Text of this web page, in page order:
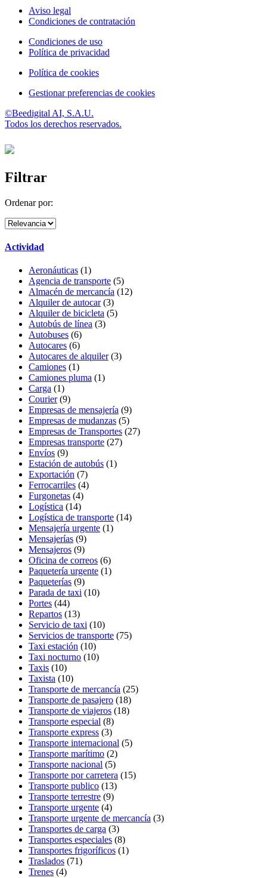
Aviso legal
Condiciones de contratación
Condiciones de uso
Política de privacidad
Política de cookies
Gestionar preferencias de cookies
©Beedigital AI, S.A.U.
Todos los derechos reservados.
Filtrar
Ordenar por:
Actividad
Aeronáuticas (1)
Agencia de transporte (5)
Almacén de mercancía (12)
Alquiler de autocar(3)
Alquiler de bicicleta (5)
Autobús de línea (3)
Autobuses (6)
Autocares (6)
Autocares de alquiler(3)
Camiones (1)
Camiones pluma (1)
Carga (1)
Courier(9)
Empresas de mensajería (9)
Empresas de mudanzas (5)
Empresas de Transportes (27)
Empresas transporte (27)
Envíos (9)
Estación de autobús (1)
Exportación (7)
Ferrocarriles (4)
Furgonetas (4)
Logística (14)
Logística de transporte (14)
Mensajería urgente (1)
Mensajerías (9)
Mensajeros (9)
Oficina de correos (6)
Paquetería urgente (1)
Paqueterías (9)
Parada de taxi (10)
Portes (44)
Repartos (13)
Servicio de taxi (10)
Servicios de transporte (75)
Taxi estación (10)
Taxi nocturno (10)
Taxis (10)
Taxista (10)
Transporte de mercancía (25)
Transporte de pasajero (18)
Transporte de viajeros (18)
Transporte especial (8)
Transporte express (3)
Transporte internacional (5)
Transporte marítimo (2)
Transporte nacional (5)
Transporte por carretera (15)
Transporte publico (13)
Transporte terrestre (9)
Transporte urgente (4)
Transporte urgente de mercancía (3)
Transportes de carga (3)
Transportes especiales (8)
Transportes frigoríficos (1)
Traslados (71)
Trenes (4)